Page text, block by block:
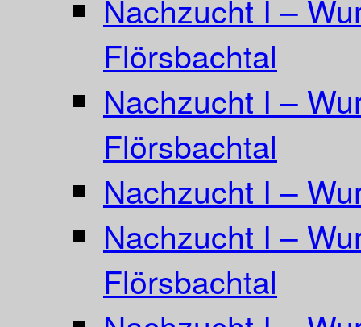
Nachzucht I –
Flörsbachtal
Nachzucht I –
Flörsbachtal
Nachzucht I –
Nachzucht I –
Flörsbachtal